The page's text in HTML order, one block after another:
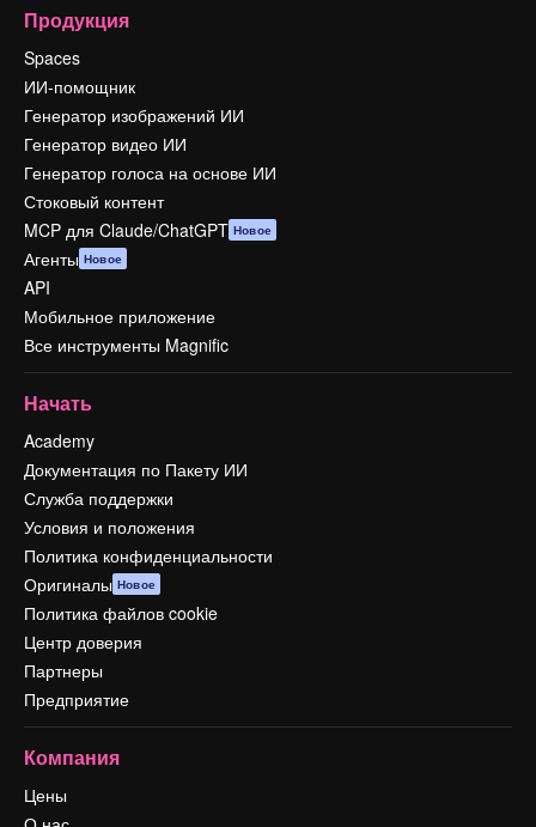
Продукция
Spaces
ИИ-помощник
Генератор изображений ИИ
Генератор видео ИИ
Генератор голоса на основе ИИ
Стоковый контент
MCP для Claude/ChatGPT Новое
Агенты Новое
API
Мобильное приложение
Все инструменты Magnific
Начать
Academy
Документация по Пакету ИИ
Служба поддержки
Условия и положения
Политика конфиденциальности
Оригиналы Новое
Политика файлов cookie
Центр доверия
Партнеры
Предприятие
Компания
Цены